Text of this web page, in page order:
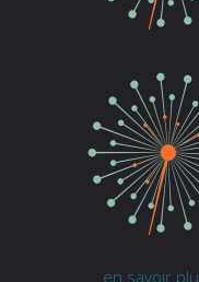
... en savoir